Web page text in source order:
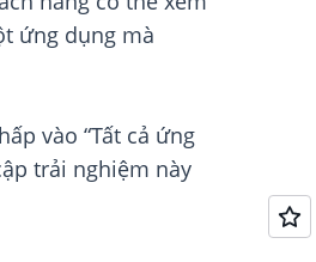
ứng dụng mà
vào “Tất cả ứng
trải nghiệm này